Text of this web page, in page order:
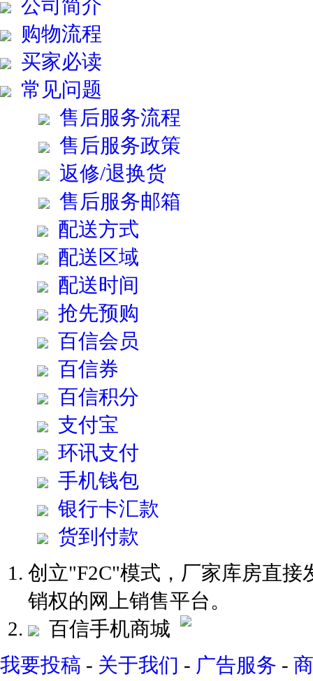
公司简介
购物流程
买家必读
常见问题
售后服务流程
售后服务政策
返修/退换货
售后服务邮箱
配送方式
配送区域
配送时间
抢先预购
百信会员
百信券
百信积分
支付宝
环讯支付
手机钱包
银行卡汇款
货到付款
创立"F2C"模式，厂家库房直
销权的网上销售平台。
百信手机商城
我要投稿 - 关于我们 - 广告服务 -